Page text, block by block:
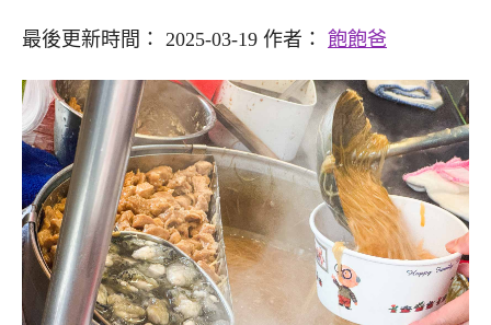
最後更新時間： 2025-03-19 作者： 飽飽爸